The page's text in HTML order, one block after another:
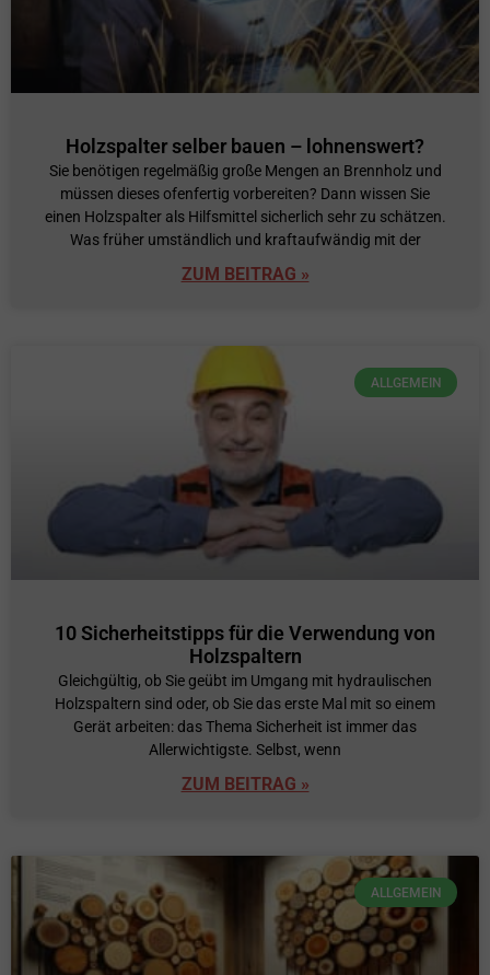
Holzspalter selber bauen – lohnenswert?
Sie benötigen regelmäßig große Mengen an Brennholz und
müssen dieses ofenfertig vorbereiten? Dann wissen Sie
einen Holzspalter als Hilfsmittel sicherlich sehr zu schätzen.
Was früher umständlich und kraftaufwändig mit der
ZUM BEITRAG »
ALLGEMEIN
10 Sicherheitstipps für die Verwendung von
Holzspaltern
Gleichgültig, ob Sie geübt im Umgang mit hydraulischen
Holzspaltern sind oder, ob Sie das erste Mal mit so einem
Gerät arbeiten: das Thema Sicherheit ist immer das
Allerwichtigste. Selbst, wenn
ZUM BEITRAG »
ALLGEMEIN